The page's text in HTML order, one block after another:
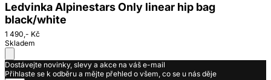
Ledvinka Alpinestars Only linear hip bag
black/white
1 490,- Kč
Skladem
Dostávejte novinky, slevy a akce na váš e-mail
Přihlaste se k odběru a mějte přehled o všem, co se u nás děje